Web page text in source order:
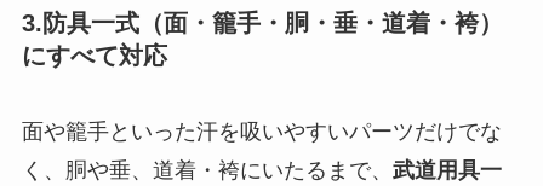
3.防具一式（面・籠手・胴・垂・道着・袴）
にすべて対応
面や籠手といった汗を吸いやすいパーツだけでな
く、胴や垂、道着・袴にいたるまで、 武道用具一